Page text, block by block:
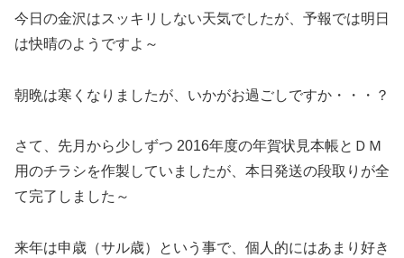
今日の金沢はスッキリしない天気でしたが、予報では明日
は快晴のようですよ～
朝晩は寒くなりましたが、いかがお過ごしですか・・・？
さて、先月から少しずつ 2016年度の年賀状見本帳とＤＭ
用のチラシを作製していましたが、本日発送の段取りが全
て完了しました～
来年は申歳（サル歳）という事で、個人的にはあまり好き